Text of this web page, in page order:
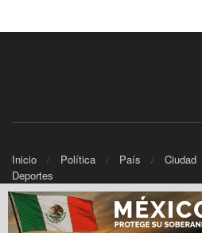
Inicio Política País Ciudad
Deportes
© 2025 Informativo Noticias - Powered by